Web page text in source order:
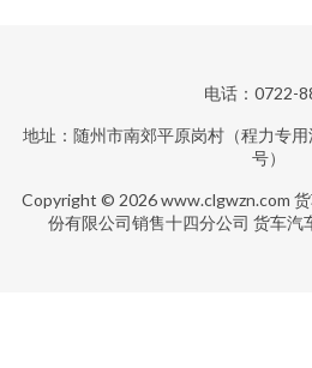
电话：0722-
地址：随州市南郊平原岗村（程力专
号）
Copyright © 2026www.clgwzn.com
份有限公司销售十四分公司 货车汽